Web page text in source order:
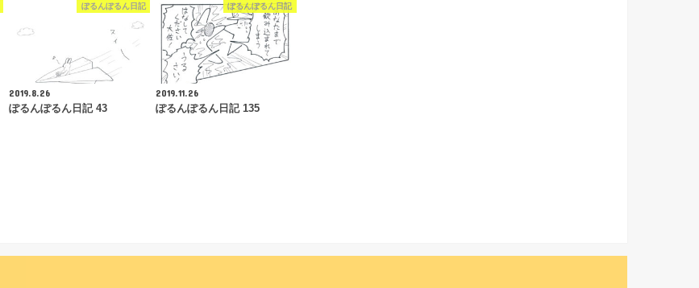
ぽるんぽるん日記
2019.8.26
ぽるんぽるん日記 43
ぽるんぽるん日記
2019.11.26
ぽるんぽるん日記 135